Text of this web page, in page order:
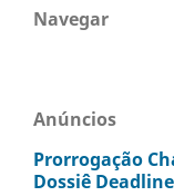
Navegar
Anúncios
Prorrogação
Dossiê